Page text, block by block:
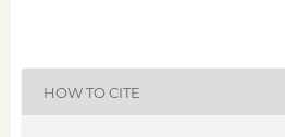
HOW TO CITE